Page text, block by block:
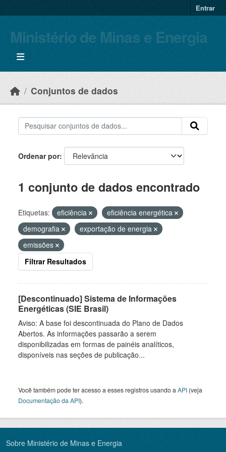
Entrar
Ministério de Minas e Energia
Conjuntos de dados
Ordenar por
1 conjunto de dados encontrado
Etiquetas: eficiência
eficiência energética
demografia
exportação de energia
emissões
Filtrar Resultados
[Descontinuado] Sistema de Informações
Energéticas (SIE Brasil)
Aviso: A base foi descontinuada do Plano de Dados
Abertos. As informações passarão a serem
disponibilizadas em formas de painéis analíticos,
disponíveis nas seções de publicação...
Você também pode ter acesso a esses registros usando a API (veja
Documentação da API).
Sobre Ministério de Minas e Energia